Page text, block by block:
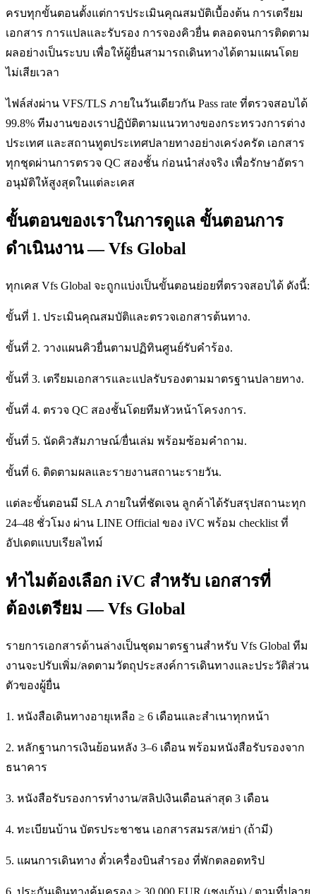
ครบทุกขั้นตอนตั้งแต่การประเมินคุณสมบัติเบื้องต้น การเตรียม
เอกสาร การแปลและรับรอง การจองคิวยื่น ตลอดจนการติดตาม
ผลอย่างเป็นระบบ เพื่อให้ผู้ยื่นสามารถเดินทางได้ตามแผนโดย
ไม่เสียเวลา
ไฟล์ส่งผ่าน VFS/TLS ภายในวันเดียวกัน Pass rate ที่ตรวจสอบได้
99.8% ทีมงานของเราปฏิบัติตามแนวทางของกระทรวงการต่าง
ประเทศ และสถานทูตประเทศปลายทางอย่างเคร่งครัด เอกสาร
ทุกชุดผ่านการตรวจ QC สองชั้น ก่อนนำส่งจริง เพื่อรักษาอัตรา
อนุมัติให้สูงสุดในแต่ละเคส
ขั้นตอนของเราในการดูแล ขั้นตอนการ
ดำเนินงาน — Vfs Global
ทุกเคส Vfs Global จะถูกแบ่งเป็นขั้นตอนย่อยที่ตรวจสอบได้ ดังนี้:
ขั้นที่ 1. ประเมินคุณสมบัติและตรวจเอกสารต้นทาง.
ขั้นที่ 2. วางแผนคิวยื่นตามปฏิทินศูนย์รับคำร้อง.
ขั้นที่ 3. เตรียมเอกสารและแปลรับรองตามมาตรฐานปลายทาง.
ขั้นที่ 4. ตรวจ QC สองชั้นโดยทีมหัวหน้าโครงการ.
ขั้นที่ 5. นัดคิวสัมภาษณ์/ยื่นเล่ม พร้อมซ้อมคำถาม.
ขั้นที่ 6. ติดตามผลและรายงานสถานะรายวัน.
แต่ละขั้นตอนมี SLA ภายในที่ชัดเจน ลูกค้าได้รับสรุปสถานะทุก
24–48 ชั่วโมง ผ่าน LINE Official ของ iVC พร้อม checklist ที่
อัปเดตแบบเรียลไทม์
ทำไมต้องเลือก iVC สำหรับ เอกสารที่
ต้องเตรียม — Vfs Global
รายการเอกสารด้านล่างเป็นชุดมาตรฐานสำหรับ Vfs Global ทีม
งานจะปรับเพิ่ม/ลดตามวัตถุประสงค์การเดินทางและประวัติส่วน
ตัวของผู้ยื่น
1. หนังสือเดินทางอายุเหลือ ≥ 6 เดือนและสำเนาทุกหน้า
2. หลักฐานการเงินย้อนหลัง 3–6 เดือน พร้อมหนังสือรับรองจาก
ธนาคาร
3. หนังสือรับรองการทำงาน/สลิปเงินเดือนล่าสุด 3 เดือน
4. ทะเบียนบ้าน บัตรประชาชน เอกสารสมรส/หย่า (ถ้ามี)
5. แผนการเดินทาง ตั๋วเครื่องบินสำรอง ที่พักตลอดทริป
6. ประกันเดินทางคุ้มครอง ≥ 30,000 EUR (เชงเก้น) / ตามที่ปลาย